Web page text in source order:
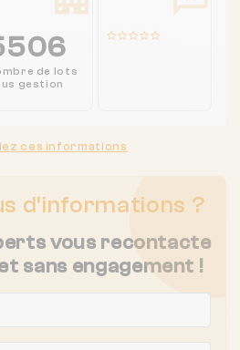
de lots
gestion
d'informations ?
vous recontacte
sans engagement !
ces informations